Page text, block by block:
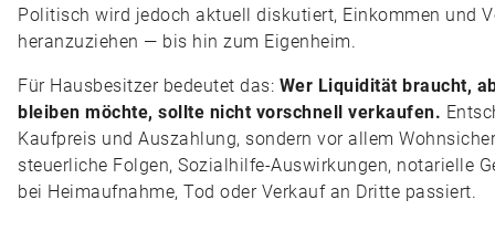
Politisch wird jedoch aktuell diskutiert, Einkommen und
heranzuziehen — bis hin zum Eigenheim.
Für Hausbesitzer bedeutet das: Wer Liquidität braucht,
bleiben möchte, sollte nicht vorschnell verkaufen.
Kaufpreis und Auszahlung, sondern vor allem
steuerliche Folgen, Sozialhilfe-Auswirkungen, notarielle
bei Heimaufnahme, Tod oder Verkauf an Dritte passiert.